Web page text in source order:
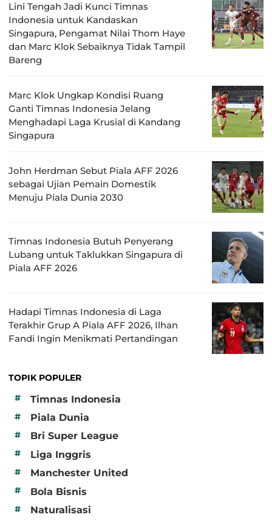
Lini Tengah Jadi Kunci Timnas
Indonesia untuk Kandaskan
Singapura, Pengamat Nilai Thom Haye
dan Marc Klok Sebaiknya Tidak Tampil
Bareng
Marc Klok Ungkap Kondisi Ruang
Ganti Timnas Indonesia Jelang
Menghadapi Laga Krusial di Kandang
Singapura
John Herdman Sebut Piala AFF 2026
sebagai Ujian Pemain Domestik
Menuju Piala Dunia 2030
Timnas Indonesia Butuh Penyerang
Lubang untuk Taklukkan Singapura di
Piala AFF 2026
Hadapi Timnas Indonesia di Laga
Terakhir Grup A Piala AFF 2026, Ilhan
Fandi Ingin Menikmati Pertandingan
TOPIK POPULER
#
Timnas Indonesia
# Piala Dunia
# Bri Super League
# Liga Inggris
# Manchester United
# Bola Bisnis
# Naturalisasi